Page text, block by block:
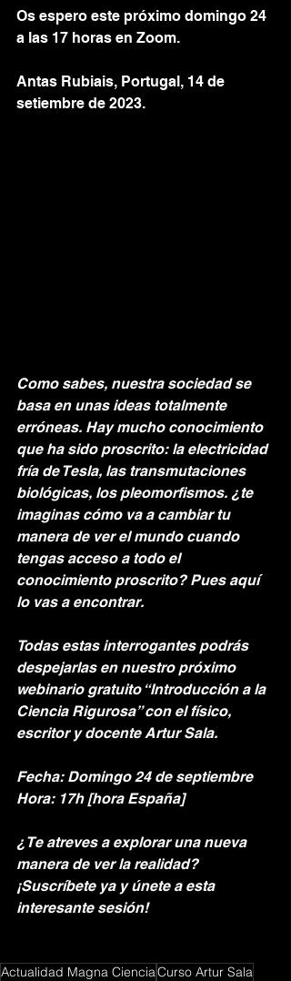
Os espero este próximo domingo 24
a las 17 horas en Zoom.
Antas Rubiais, Portugal, 14 de
setiembre de 2023.
Como sabes, nuestra sociedad se
basa en unas ideas totalmente
erróneas. Hay mucho conocimiento
que ha sido proscrito: la electricidad
fría de Tesla, las transmutaciones
biológicas, los pleomorfismos. ¿te
imaginas cómo va a cambiar tu
manera de ver el mundo cuando
tengas acceso a todo el
conocimiento proscrito? Pues aquí
lo vas a encontrar.
Todas estas interrogantes podrás
despejarlas en nuestro próximo
webinario gratuito “Introducción a la
Ciencia Rigurosa” con el físico,
escritor y docente Artur Sala.
Fecha: Domingo 24 de septiembre
Hora: 17h [hora España]
¿Te atreves a explorar una nueva
manera de ver la realidad?
¡Suscríbete ya y únete a esta
interesante sesión!
Actualidad Magna CienciaCurso Artur Sala